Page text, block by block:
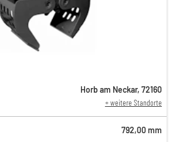
Horb am Neckar, 72160
+ weitere Standorte
792,00 mm